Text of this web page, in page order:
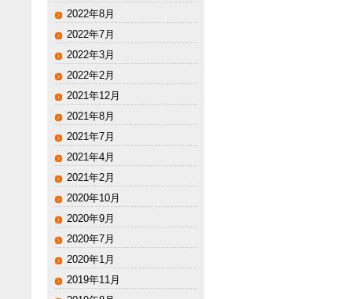
2022年8月
2022年7月
2022年3月
2022年2月
2021年12月
2021年8月
2021年7月
2021年4月
2021年2月
2020年10月
2020年9月
2020年7月
2020年1月
2019年11月